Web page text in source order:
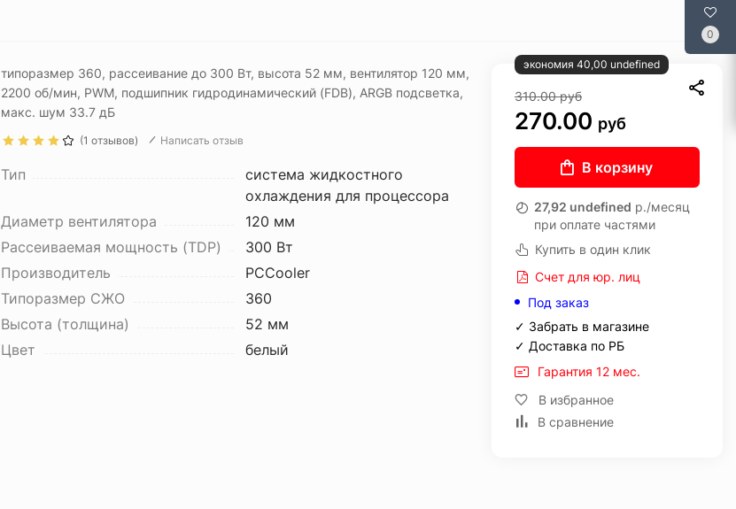
0
типоразмер 360, рассеивание до 300 Вт, высота 52 мм, вентилятор 120 мм,
2200 об/мин, PWM, подшипник гидродинамический (FDB), ARGB подсветка,
макс. шум 33.7 дБ
(1 отзывов) Написать отзыв
Тип
система жидкостного
охлаждения для процессора
Диаметр вентилятора
120 мм
Рассеиваемая мощность (TDP)
300 Вт
Производитель
PCCooler
Типоразмер СЖО
360
Высота (толщина)
52 мм
Цвет
белый
экономия 40,00 undefined
310.00руб
270.00 руб
В корзину
27,92 undefined р./месяц
при оплате частями
Купить в один клик
Счет для юр. лиц
Под заказ
✓ Забрать в магазине
✓ Доставка по РБ
Гарантия 12 мес.
В избранное
В сравнение